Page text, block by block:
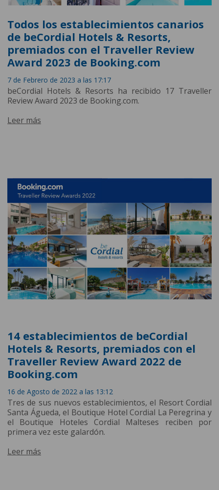
Todos los establecimientos canarios
de beCordial Hotels & Resorts,
premiados con el Traveller Review
Award 2023 de Booking.com
7 de Febrero de 2023 a las 17:17
beCordial Hotels & Resorts ha recibido 17 Traveller
Review Award 2023 de Booking.com.
Leer más
14 establecimientos de beCordial
Hotels & Resorts, premiados con el
Traveller Review Award 2022 de
Booking.com
16 de Agosto de 2022 a las 13:12
Tres de sus nuevos establecimientos, el Resort Cordial
Santa Águeda, el Boutique Hotel Cordial La Peregrina y
el Boutique Hoteles Cordial Malteses reciben por
primera vez este galardón.
Leer más